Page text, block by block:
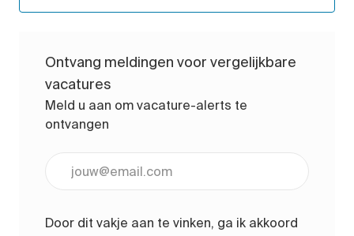
Ontvang meldingen voor vergelijkbare
vacatures
Meld u aan om vacature-alerts te
ontvangen
Door dit vakje aan te vinken, ga ik akkoord